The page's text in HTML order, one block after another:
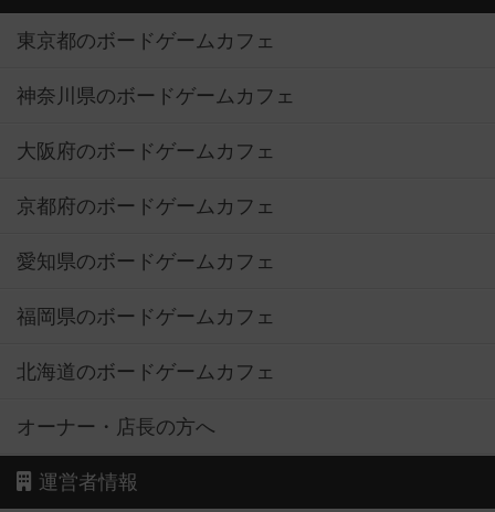
東京都のボードゲームカフェ
神奈川県のボードゲームカフェ
大阪府のボードゲームカフェ
京都府のボードゲームカフェ
愛知県のボードゲームカフェ
福岡県のボードゲームカフェ
北海道のボードゲームカフェ
オーナー・店長の方へ
運営者情報